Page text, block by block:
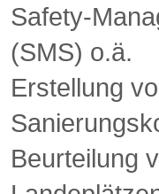
Safety-
(SMS) o.ä.
Erstellung
Beurteilung